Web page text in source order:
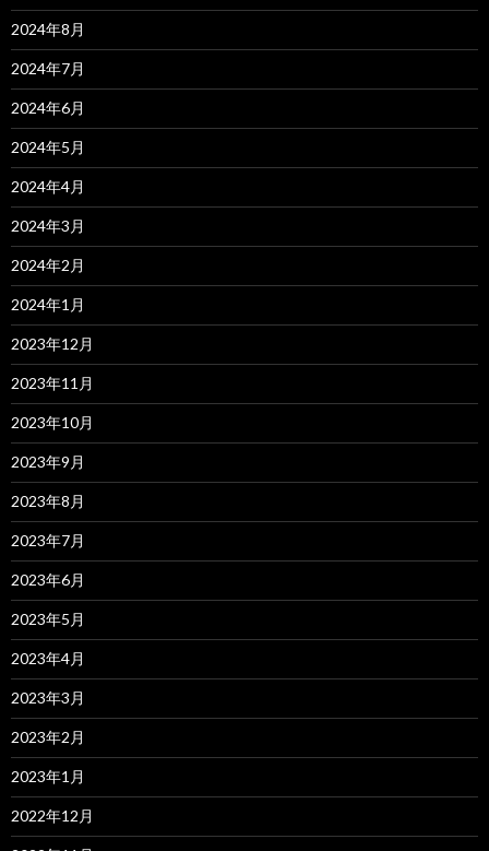
2024年8月
2024年7月
2024年6月
2024年5月
2024年4月
2024年3月
2024年2月
2024年1月
2023年12月
2023年11月
2023年10月
2023年9月
2023年8月
2023年7月
2023年6月
2023年5月
2023年4月
2023年3月
2023年2月
2023年1月
2022年12月